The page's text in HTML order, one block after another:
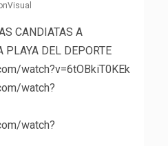
CANDIATAS A
DEL DEPORTE
watch?v=6tOBkiT0KEk
watch?
watch?